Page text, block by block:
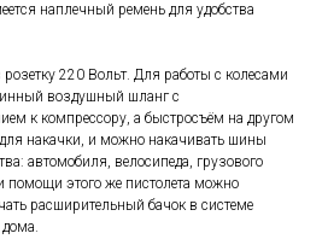
наплечный ремень для удобства
220 Вольт. Для работы с колесами
воздушный шланг с
к компрессору, а быстросъём на другом
накачки, и можно накачивать шины
автомобиля, велосипеда, грузового
помощи этого же пистолета можно
расширительный бачок в системе
дома.